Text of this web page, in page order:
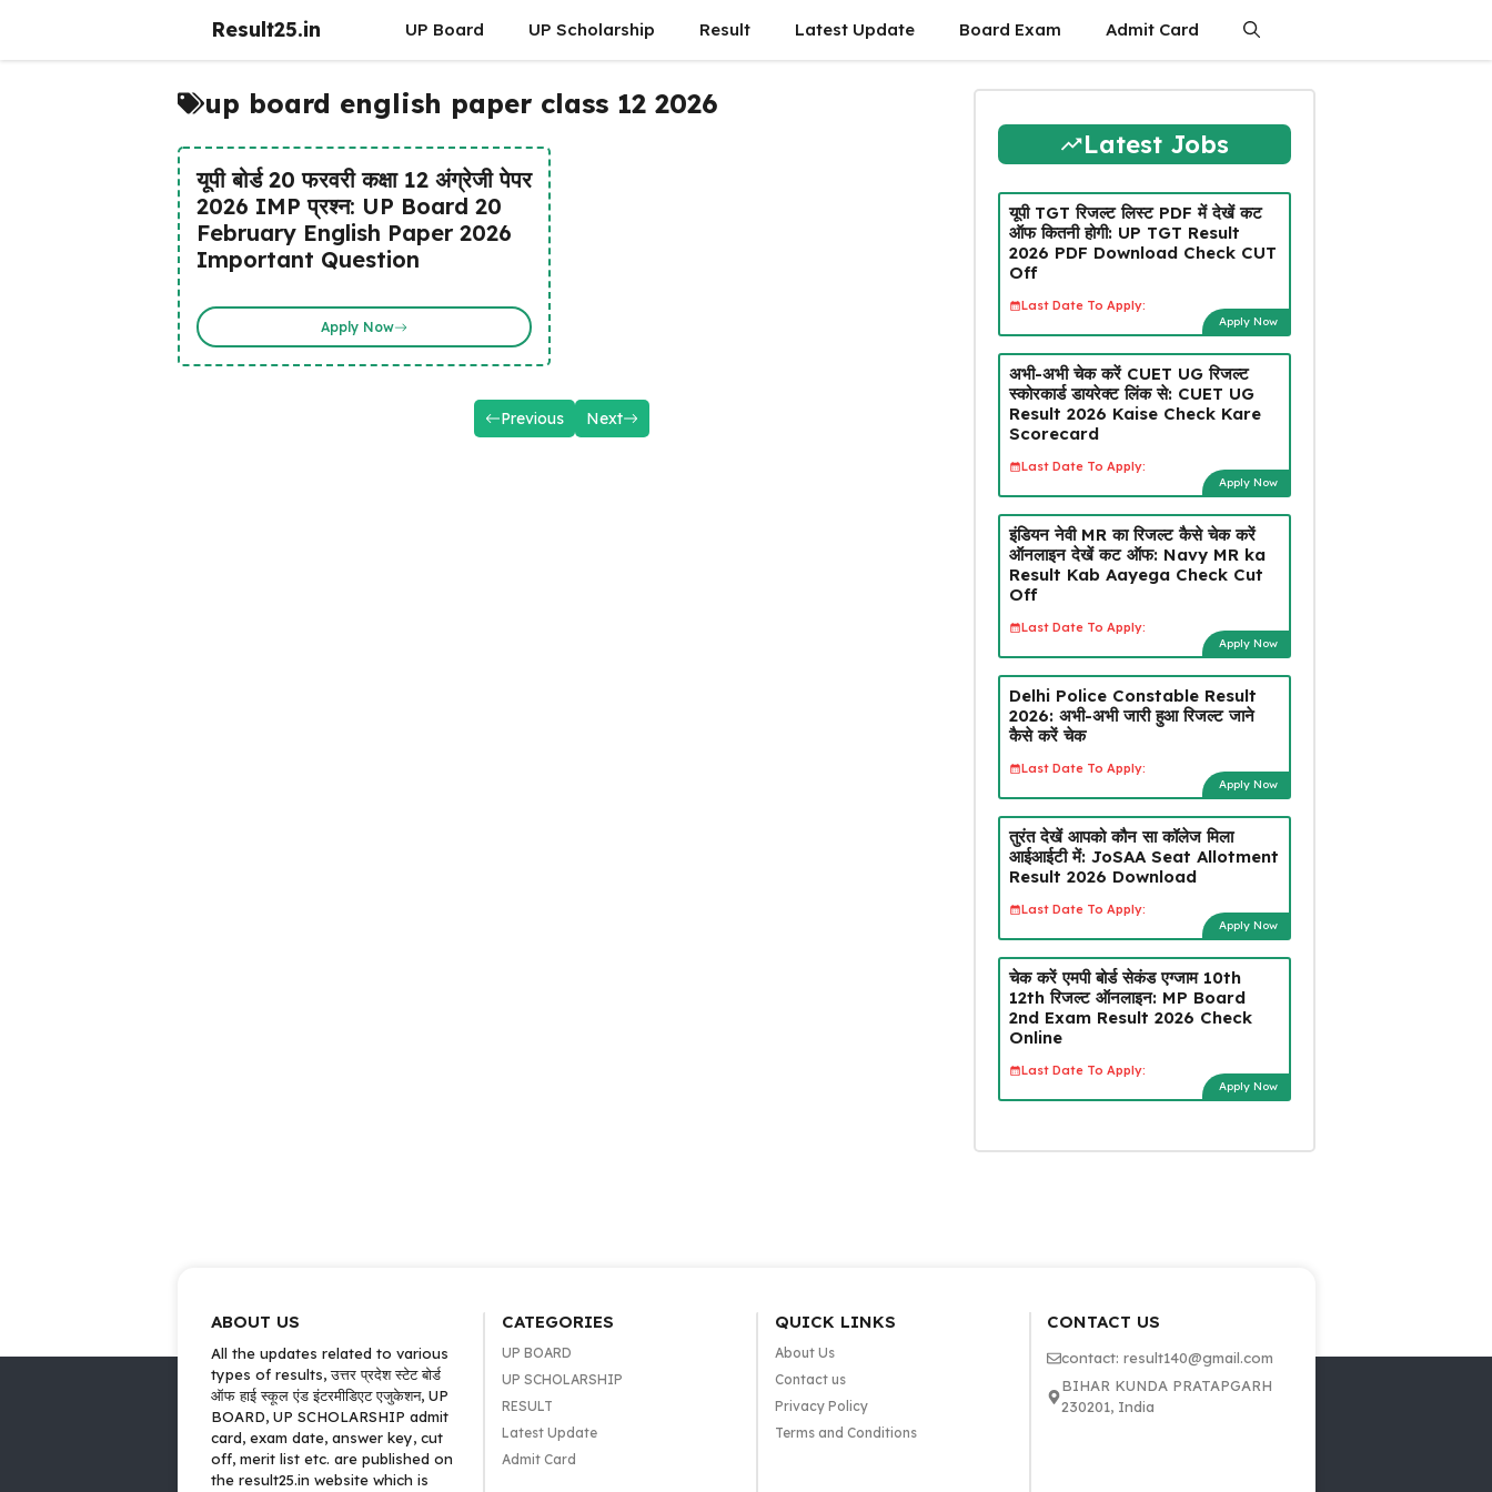
Result25.in UP Board UP Scholarship Result Latest Update Board Exam Admit Card
up board english paper class 12 2026
यूपी बोर्ड 20 फरवरी कक्षा 12 अंग्रेजी पेपर
2026 IMP प्रश्न: UP Board 20
February English Paper 2026
Important Question
Apply Now
Previous Next
Latest Jobs
यूपी TGT रिजल्ट लिस्ट PDF में देखें कट
ऑफ कितनी होगी: UP TGT Result
2026 PDF Download Check CUT
Off
Last Date To Apply:
Apply Now
अभी-अभी चेक करें CUET UG रिजल्ट
स्कोरकार्ड डायरेक्ट लिंक से: CUET UG
Result 2026 Kaise Check Kare
Scorecard
Last Date To Apply:
Apply Now
इंडियन नेवी MR का रिजल्ट कैसे चेक करें
ऑनलाइन देखें कट ऑफ: Navy MR ka
Result Kab Aayega Check Cut
Off
Last Date To Apply:
Apply Now
Delhi Police Constable Result
2026: अभी-अभी जारी हुआ रिजल्ट जाने
कैसे करें चेक
Last Date To Apply:
Apply Now
तुरंत देखें आपको कौन सा कॉलेज मिला
आईआईटी में: JoSAA Seat Allotment
Result 2026 Download
Last Date To Apply:
Apply Now
चेक करें एमपी बोर्ड सेकंड एग्जाम 10th
12th रिजल्ट ऑनलाइन: MP Board
2nd Exam Result 2026 Check
Online
Last Date To Apply:
Apply Now
ABOUT US
All the updates related to various
types of results, उत्तर प्रदेश स्टेट बोर्ड
ऑफ हाई स्कूल एंड इंटरमीडिएट एजुकेशन, UP
BOARD, UP SCHOLARSHIP admit
card, exam date, answer key, cut
off, merit list etc. are published on
the result25.in website which is
CATEGORIES
UP BOARD
UP SCHOLARSHIP
RESULT
Latest Update
Admit Card
QUICK LINKS
About Us
Contact us
Privacy Policy
Terms and Conditions
CONTACT US
contact: result140@gmail.com
BIHAR KUNDA PRATAPGARH
230201, India